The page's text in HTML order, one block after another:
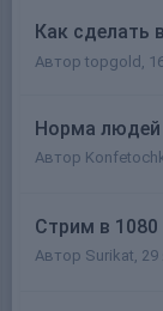
Как сделать
Автор topgold
Норма людей
Автор
Стрим в
Автор Surikat 29